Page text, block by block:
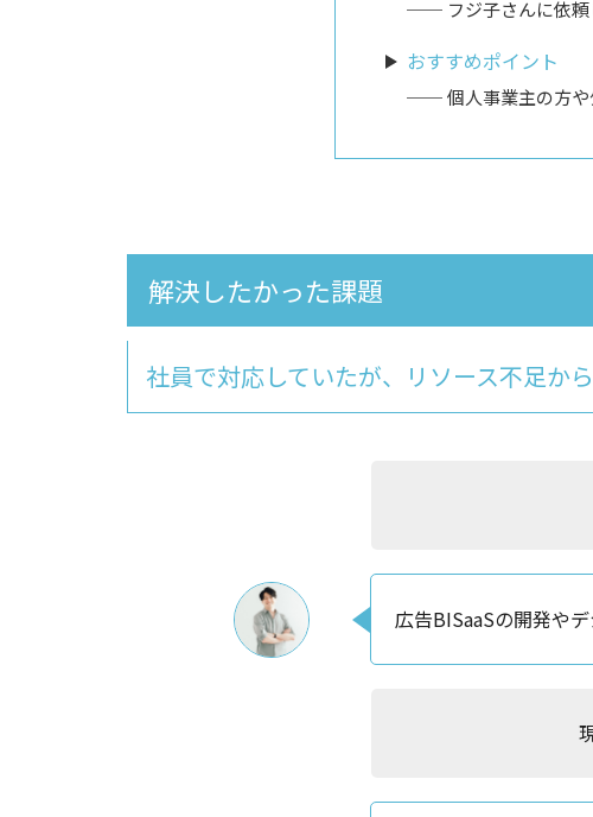
フジ子さんに依
おすすめポイント
個人事業主の方
解決したかった課題
社員で対応していたが、リソース不足か
広告BISaaSの開発や